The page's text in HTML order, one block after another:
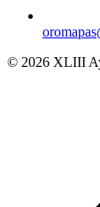
© 2026 XLIII